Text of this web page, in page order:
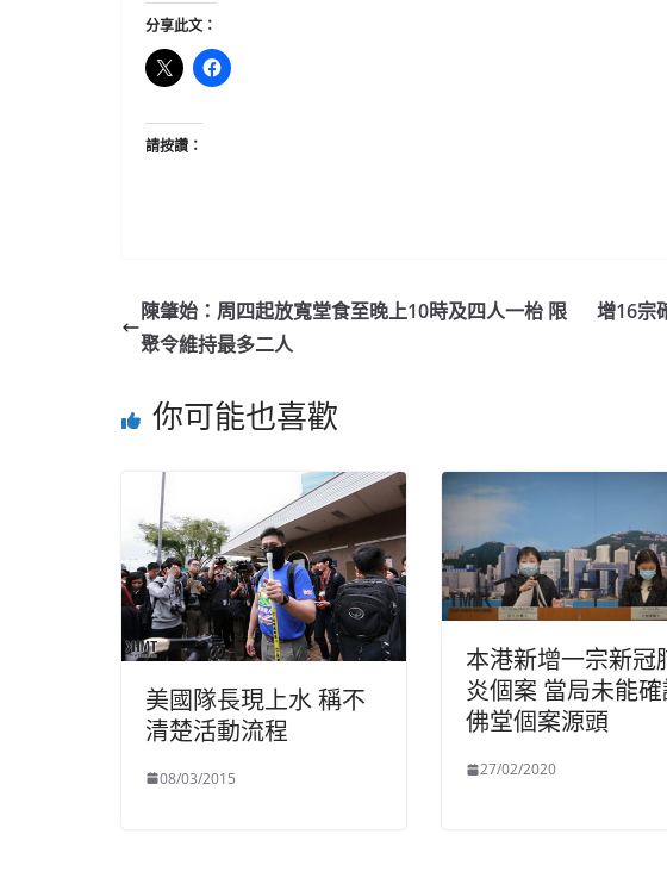
分享此文：
請按讚：
陳肇始：周四起放寬堂食至晚上10時及四人一枱 限
聚令維持最多二人
增16宗
你可能也喜歡
美國隊長現上水 稱不
清楚活動流程
08/03/2015
本港新增一宗新冠
炎個案 當局未能
佛堂個案源頭
27/02/2020